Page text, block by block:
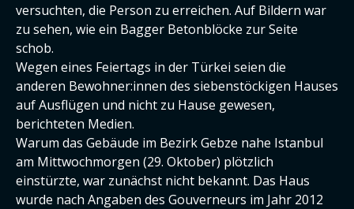
versuchten, die Person zu erreichen. Auf Bildern war
zu sehen, wie ein Bagger Betonblöcke zur Seite
schob.
Wegen eines Feiertags in der Türkei seien die
anderen Bewohner:innen des siebenstöckigen Hauses
auf Ausflügen und nicht zu Hause gewesen,
berichteten Medien.
Warum das Gebäude im Bezirk Gebze nahe Istanbul
am Mittwochmorgen (29. Oktober) plötzlich
einstürzte, war zunächst nicht bekannt. Das Haus
wurde nach Angaben des Gouverneurs im Jahr 2012